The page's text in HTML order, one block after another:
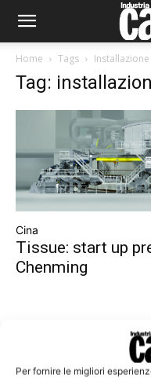
Per fornire le migliori
Home Tags Installazione
Tag:
Cina
Tissue: start up
Chenming